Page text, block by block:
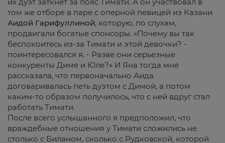
том же отборе в паре с оперной певицей из Казани
Аидой Гарифуллиной, которую, по слухам,
продвигали богатые спонсоры. «Почему вы так
беспокоитесь из-за Тимати и этой девочки? -
поинтересовался я. - Разве они серьезные
конкуренты Диме и Юле?» И Яна тогда мне
рассказала, что первоначально Аида
договаривалась петь дуэтом с Димой, а потом
каким-то образом получилось, что с ней вдруг стал
работать Тимати.
После всего услышанного я предположил, что
враждебные отношения у Тимати сложились не
столько с Биланом, сколько с Рудковской, которой